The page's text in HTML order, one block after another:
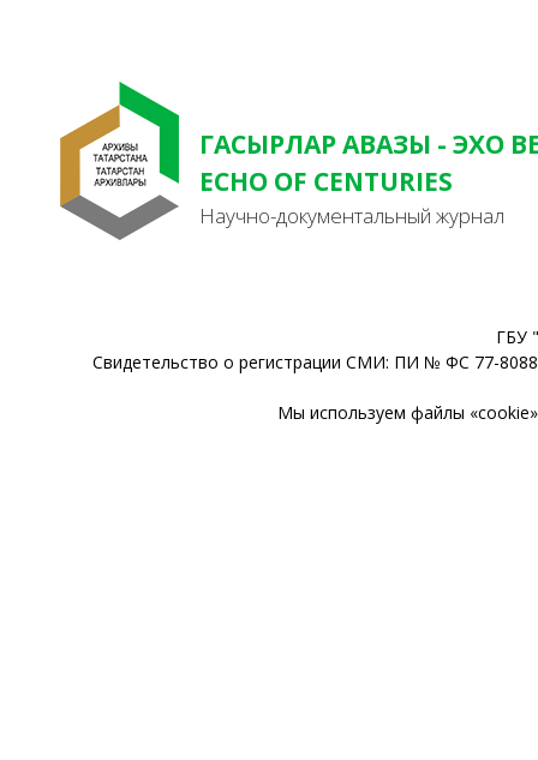
ГАСЫРЛАР АВАЗЫ - ЭХО
ECHO OF CENTURIES
Научно-документальный журнал
ГБУ
Свидетельство о регистрации СМИ: ПИ № ФС 77-
Мы используем файлы «cookie»